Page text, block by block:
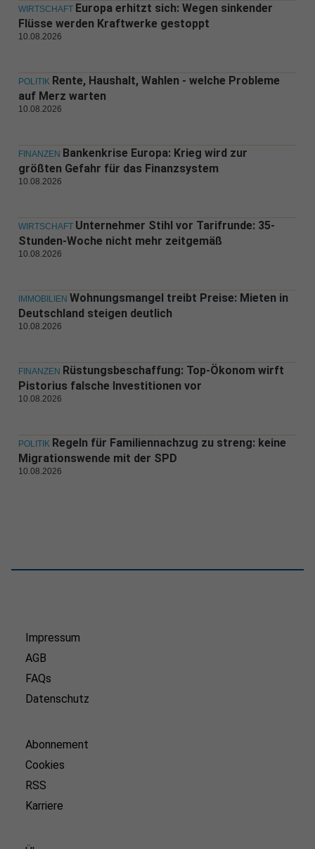
WIRTSCHAFT Europa erhitzt sich: Wegen sinkender
Flüsse werden Kraftwerke gestoppt
10.08.2026
POLITIK Rente, Haushalt, Wahlen - welche Probleme
auf Merz warten
10.08.2026
FINANZEN Bankenkrise Europa: Krieg wird zur
größten Gefahr für das Finanzsystem
10.08.2026
WIRTSCHAFT Unternehmer Stihl vor Tarifrunde: 35-
Stunden-Woche nicht mehr zeitgemäß
10.08.2026
IMMOBILIEN Wohnungsmangel treibt Preise: Mieten in
Deutschland steigen deutlich
10.08.2026
FINANZEN Rüstungsbeschaffung: Top-Ökonom wirft
Pistorius falsche Investitionen vor
10.08.2026
POLITIK Regeln für Familiennachzug zu streng: keine
Migrationswende mit der SPD
10.08.2026
Impressum
AGB
FAQs
Datenschutz
Abonnement
Cookies
RSS
Karriere